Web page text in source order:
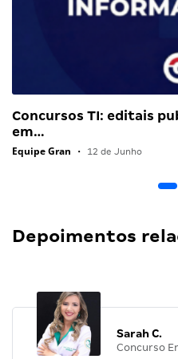
Concursos TI: editais
em…
Equipe Gran • 12 de Junho
Depoimentos
Sarah C.
Concurso